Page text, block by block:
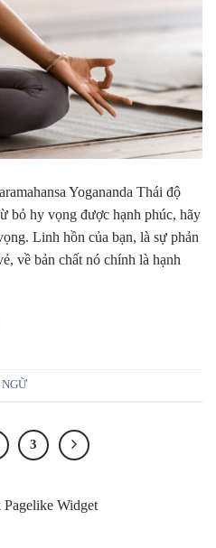
Yogananda Thái độ
bỏ hy vọng được hạnh phúc, hãy
Linh hồn của bạn, là sự phản
về bản chất nó chính là hạnh
3